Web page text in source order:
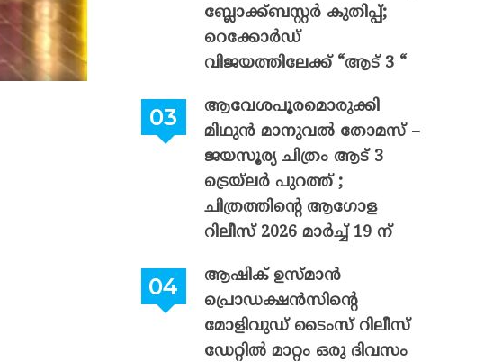
ബ്ലോക്ക്ബസ്റ്റർ കുതിപ്പ്;
റെക്കോർഡ്
വിജയത്തിലേക്ക് “ആട് 3 “
ആവേശപൂരമൊരുക്കി
മിഥുൻ മാനുവൽ തോമസ് –
ജയസൂര്യ ചിത്രം ആട് 3
ട്രെയ്‌ലർ പുറത്ത് ;
ചിത്രത്തിന്റെ ആഗോള
റിലീസ് 2026 മാർച്ച് 19 ന്
ആഷിക് ഉസ്മാൻ
പ്രൊഡക്ഷൻസിന്റെ
മോളിവുഡ് ടൈംസ് റിലീസ്
ഡേറ്റിൽ മാറ്റം ഒരു ദിവസം